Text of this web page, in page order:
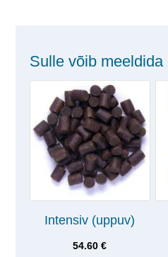
Sulle võib
Intensiv (uppuv)
54.60€